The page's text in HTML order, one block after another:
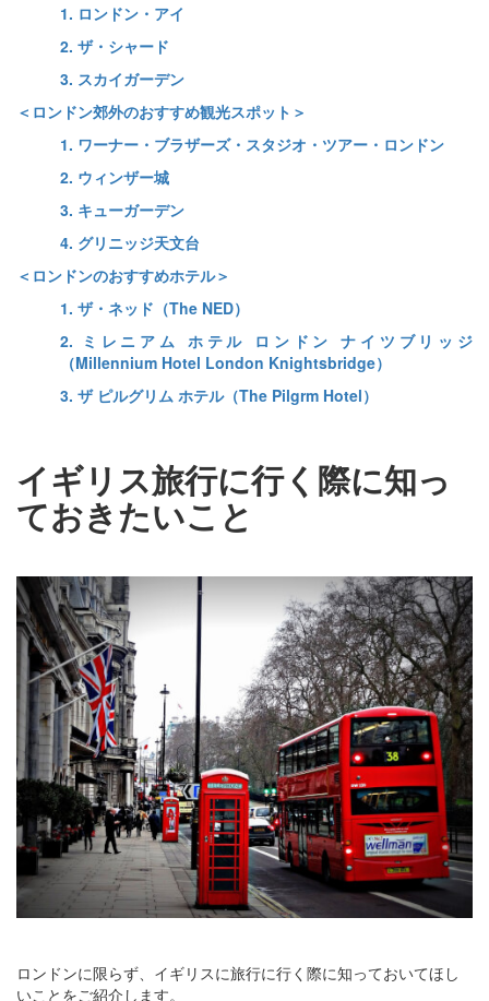
1. ロンドン・アイ
2. ザ・シャード
3. スカイガーデン
＜ロンドン郊外のおすすめ観光スポット＞
1. ワーナー・ブラザーズ・スタジオ・ツアー・ロンドン
2. ウィンザー城
3. キューガーデン
4. グリニッジ天文台
＜ロンドンのおすすめホテル＞
1. ザ・ネッド（The NED）
2. ミレニアム ホテル ロンドン ナイツブリッジ
（Millennium Hotel London Knightsbridge）
3. ザ ピルグリム ホテル（The Pilgrm Hotel）
イギリス旅行に行く際に知っ
ておきたいこと
ロンドンに限らず、イギリスに旅行に行く際に知っておいてほし
いことをご紹介します。